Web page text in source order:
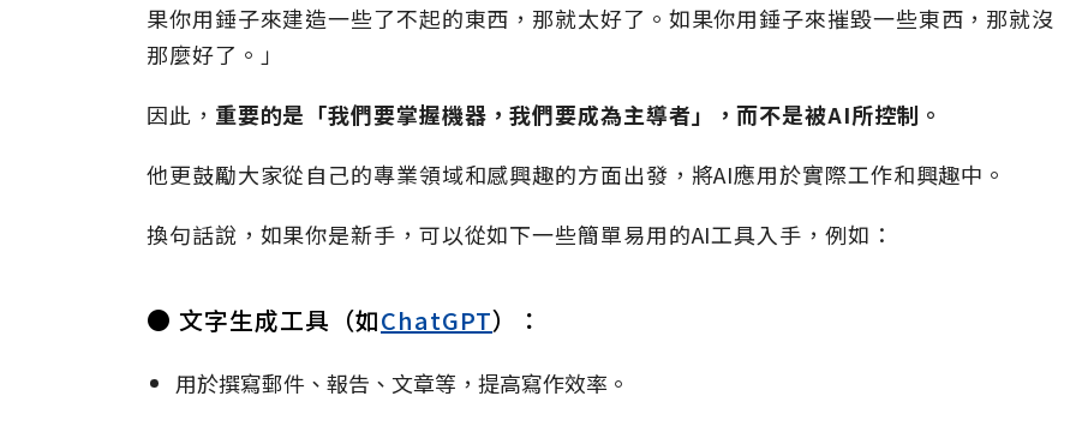
果你用錘子來建造一些了不起的東西，那就太好了。如果你用錘子來摧毀一些東西，那就沒
那麼好了。」
因此， 重要的是「我們要掌握機器，我們要成為主導者」，而不是被AI所控制。
他更鼓勵大家從自己的專業領域和感興趣的方面出發，將AI應用於實際工作和興趣中。
換句話說，如果你是新手，可以從如下一些簡單易用的AI工具入手，例如：
● 文字生成工具（如ChatGPT）：
用於撰寫郵件、報告、文章等，提高寫作效率。